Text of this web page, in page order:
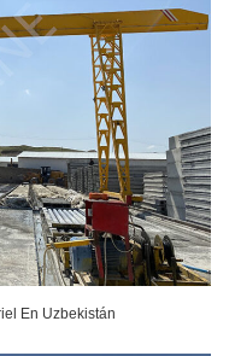
En Uzbekistán